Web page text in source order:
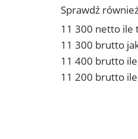
Sprawdź
11 300 netto ile
11 300 brutto
11 400 brutto
11 200 brutto